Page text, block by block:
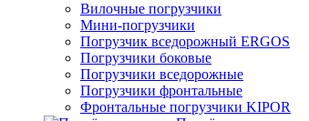
Вилочные погрузчики
Мини-погрузчики
Погрузчик вседорожный ERGOS
Погрузчики боковые
Погрузчики вседорожные
Погрузчики фронтальные
Фронтальные погрузчики KIPOR